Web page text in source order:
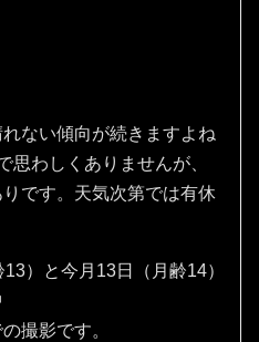
ない傾向が続きますよね
思わしくありませんが、
です。天気次第では有休
）と今月13日（月齢14）
撮影です。